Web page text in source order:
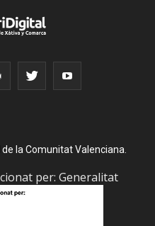
la Comunitat Valenciana.
per: Generalitat